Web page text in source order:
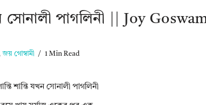
সোনালী পাগলিনী || Joy
জয় গোস্বামী 1 Min Read
শান্তি যখন সোনালী পাগলিনী